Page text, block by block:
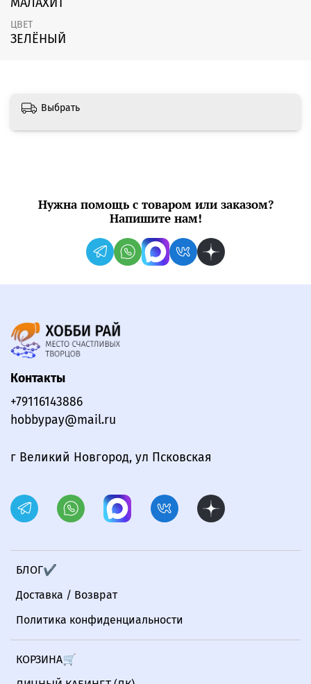
ЦВЕТ
ЗЕЛЁНЫЙ
Выбрать
Нужна помощь с товаром или заказом?
Напишите нам!
БЛОГ✔
Доставка / Возврат
Политика конфиденциальности
КОРЗИНА🛒
Контакты
+79116143886
hobbypay@mail.ru
г Великий Новгород, ул Псковская